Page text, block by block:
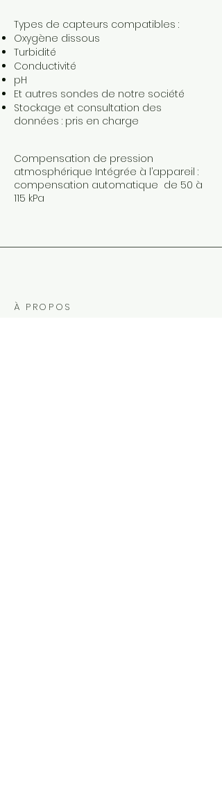
Types de capteurs compatibles :
Oxygène dissous
Turbidité
Conductivité
pH
Et autres sondes de notre société
Stockage et consultation des
données : pris en charge
Compensation de pression
atmosphérique Intégrée à l’appareil :
compensation automatique de 50 à
115 kPa
À PROPOS